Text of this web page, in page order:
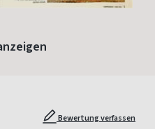
Bewertung verfassen